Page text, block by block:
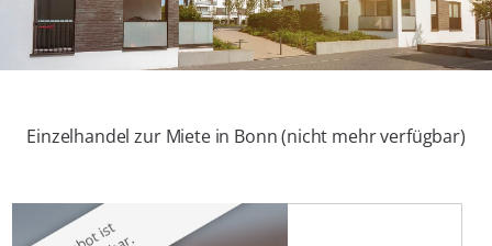
Einzelhandel zur Miete in Bonn (nicht mehr verfügbar)